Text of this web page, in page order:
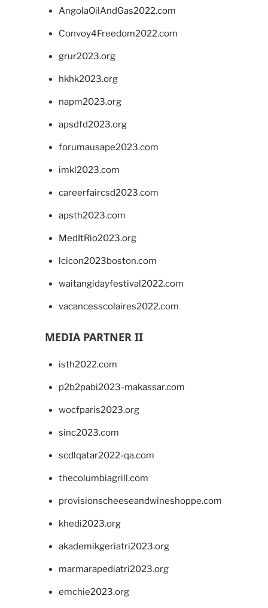
AngolaOilAndGas2022.com
Convoy4Freedom2022.com
grur2023.org
hkhk2023.org
napm2023.org
apsdfd2023.org
forumausape2023.com
imkl2023.com
careerfaircsd2023.com
apsth2023.com
MedItRio2023.org
lcicon2023boston.com
waitangidayfestival2022.com
vacancesscolaires2022.com
MEDIA PARTNER II
isth2022.com
p2b2pabi2023-makassar.com
wocfparis2023.org
sinc2023.com
scdlqatar2022-qa.com
thecolumbiagrill.com
provisionscheeseandwineshoppe.com
khedi2023.org
akademikgeriatri2023.org
marmarapediatri2023.org
emchie2023.org